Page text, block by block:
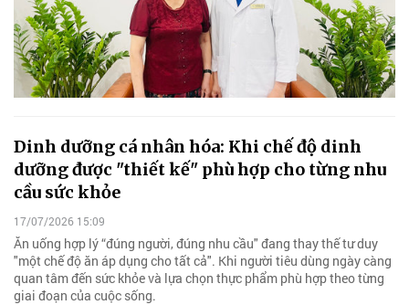
Dinh dưỡng cá nhân hóa: Khi chế độ dinh
dưỡng được "thiết kế" phù hợp cho từng nhu
cầu sức khỏe
17/07/2026 15:09
Ăn uống hợp lý “đúng người, đúng nhu cầu" đang thay thế tư duy
"một chế độ ăn áp dụng cho tất cả". Khi người tiêu dùng ngày càng
quan tâm đến sức khỏe và lựa chọn thực phẩm phù hợp theo từng
giai đoạn của cuộc sống.